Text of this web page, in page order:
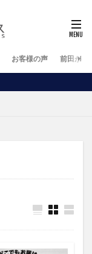
お客様の声 前田が行